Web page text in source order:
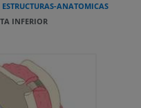
ESTRUCTURAS-ANATOMICAS
INFERIOR